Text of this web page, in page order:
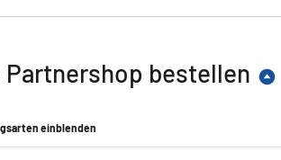
Partnershop bestellen
einblenden